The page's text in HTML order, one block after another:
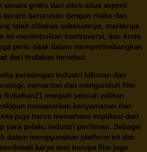
secara gratis dari situs-situs seperti
berarti berurusan dengan risiko dan
telah dibahas sebelumnya, maraknya
ini menimbulkan kontroversi, dan Anda
perlu bijak dalam mempertimbangkan
dari tindakan tersebut.
persaingan industri hiburan dan
menonton dan mengunduh film
Rebahan21 menjadi sebuah pilihan
menawarkan kenyamanan dan
juga harus memahami implikasi dari
para pelaku industri perfilman. Sebagai
dalam menggunakan platform ini dan
karya seni berupa film juga